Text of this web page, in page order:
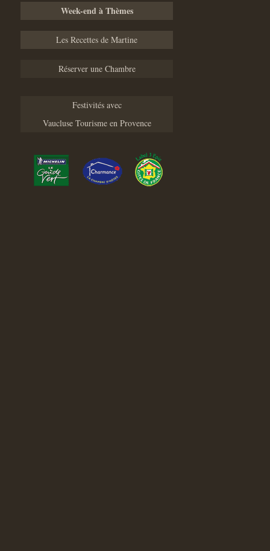
Week-end à Thèmes
Les Recettes de Martine
Réserver une Chambre
Festivités avec
Vaucluse Tourisme en Provence